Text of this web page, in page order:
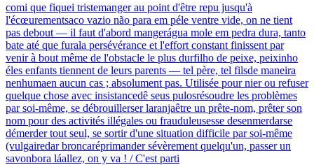
comi que fiquei tristemanger au point d'être repu jusqu'à
l'écœurementsaco vazio não para em péle ventre vide, on ne tient
pas debout — il faut d'abord mangerágua mole em pedra dura, tanto
bate até que furala persévérance et l'effort constant finissent par
venir à bout même de l'obstacle le plus durfilho de peixe, peixinho
éles enfants tiennent de leurs parents — tel père, tel filsde maneira
nenhumaen aucun cas ; absolument pas. Utilisée pour nier ou refuser
quelque chose avec insistancedê seus pulosrésoudre les problèmes
par soi-même, se débrouillerser laranjaêtre un prête-nom, prêter son
nom pour des activités illégales ou frauduleusesse desenmerdarse
démerder tout seul, se sortir d'une situation difficile par soi-même
(vulgairedar broncaréprimander sévèrement quelqu'un, passer un
savonbora láallez, on y va ! / C'est parti